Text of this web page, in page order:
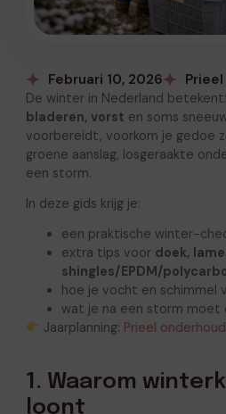
Februari 10, 2026 Prieel
De winter in Nederland betekent:
bladeren, vorst en soms
voorbereidt, voorkom je gedoe
groene aanslag, losgeraakte
een storm.
In deze gids krijg je:
een praktische winter-
extra tips voor doek,
shingles/EPDM/
hoe je vocht en schimmel
wat je na een storm moet
Jaarplanning: Prieel
1. Waarom
loont